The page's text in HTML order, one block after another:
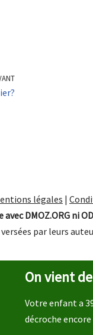
légales |
DMOZ.ORG ni
par leurs
On vient
Votre enfant a
décroche encore